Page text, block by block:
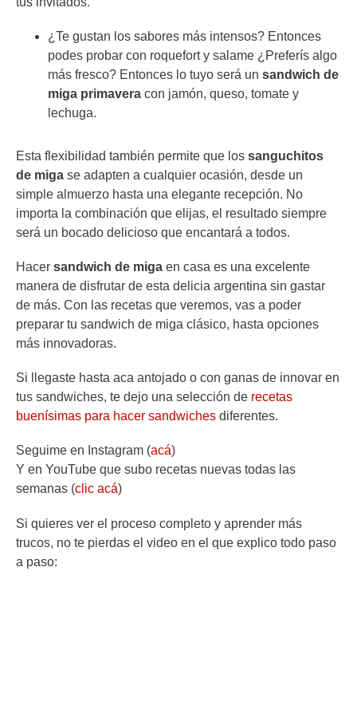
¿Te gustan los sabores más intensos? Entonces
podes probar con roquefort y salame ¿Preferís algo
más fresco? Entonces lo tuyo será un sandwich de
miga primavera con jamón, queso, tomate y
lechuga.
Esta flexibilidad también permite que los sanguchitos
de miga se adapten a cualquier ocasión, desde un
simple almuerzo hasta una elegante recepción. No
importa la combinación que elijas, el resultado siempre
será un bocado delicioso que encantará a todos.
Hacer sandwich de miga en casa es una excelente
manera de disfrutar de esta delicia argentina sin gastar
de más. Con las recetas que veremos, vas a poder
preparar tu sandwich de miga clásico, hasta opciones
más innovadoras.
Si llegaste hasta aca antojado o con ganas de innovar en
tus sandwiches, te dejo una selección de recetas
buenísimas para hacer sandwiches diferentes.
Seguime en Instagram (acá)
Y en YouTube que subo recetas nuevas todas las
semanas (clic acá)
Si quieres ver el proceso completo y aprender más
trucos, no te pierdas el video en el que explico todo paso
a paso: